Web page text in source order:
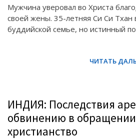
Мужчина уверовал во Христа
своей жены. 35-летняя Си Си Тхан
буддийской семье, но истинный
ИНДИЯ: Последствия
обвинению в
христианство